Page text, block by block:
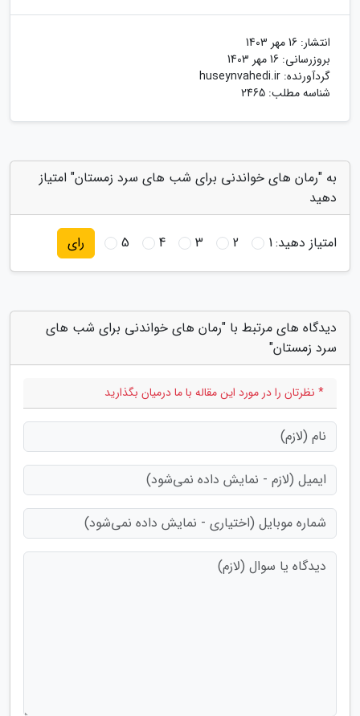
انتشار: 16 مهر 1403
بروزرسانی: 16 مهر 1403
گردآورنده: huseynvahedi.ir
شناسه مطلب: 2465
به "رمان های خواندنی برای شب های سرد زمستان" امتیاز
دهید
امتیاز دهید:1
2
3
4
5 رای
دیدگاه های مرتبط با "رمان های خواندنی برای شب های
سرد زمستان"
* نظرتان را در مورد این مقاله با ما درمیان بگذارید